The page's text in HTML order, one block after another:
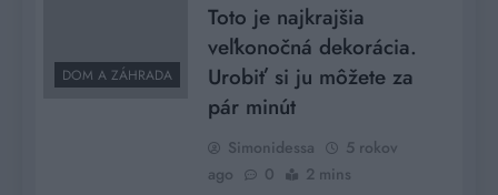
DOM A ZÁHRADA
Toto je najkrajšia
veľkonočná dekorácia.
Urobiť si ju môžete za
pár minút
Simonidessa
5 rokov
ago
0 2 mins